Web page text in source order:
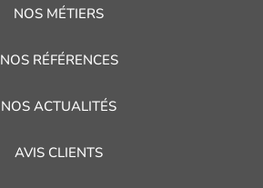
NOS MÉTIERS
NOS RÉFÉRENCES
NOS ACTUALITÉS
AVIS CLIENTS